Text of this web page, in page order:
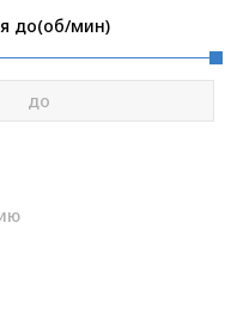
до(об/мин)
до